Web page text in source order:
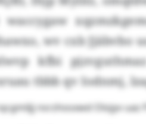
waccygaw
wv cxb Jjäbvbo
kfbi
tbbb qv Iodnmj,
nsrzhosxwd Olojyv uaz